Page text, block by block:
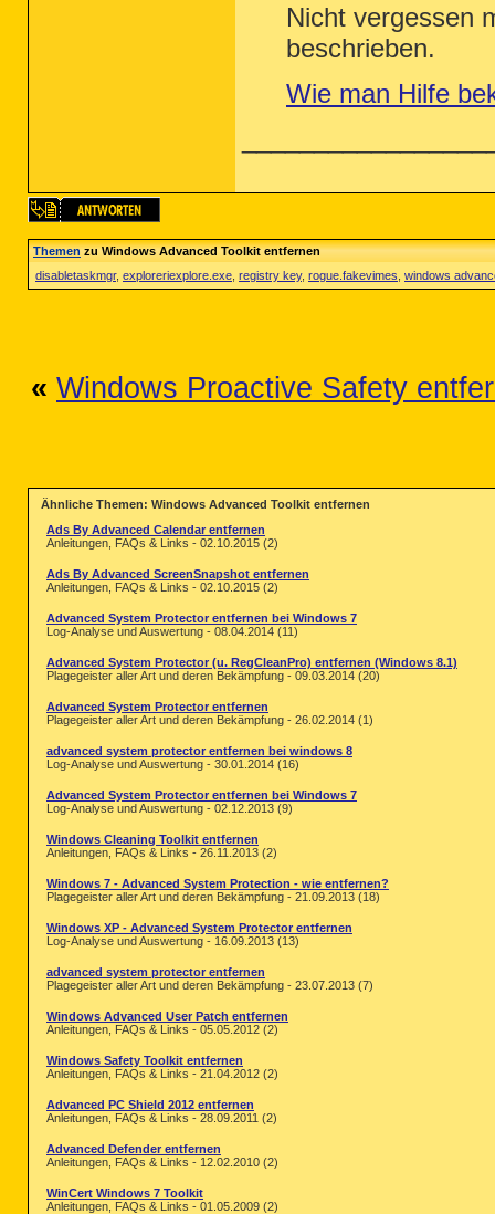
Nicht vergessen
beschrieben.
Wie man Hilfe
Themenzu Windows Advanced Toolkit entfernen
disabletaskmgr, exploreriexplore.exe registry key, rogue.fakevimes windows
« Windows Proactive Safety
Ähnliche Themen: Windows Advanced Toolkit entfernen
Ads By Advanced Calendar entfernen
Anleitungen, FAQs & Links - 02.10.2015 (2)
Ads By Advanced ScreenSnapshot entfernen
Anleitungen, FAQs & Links - 02.10.2015 (2)
Advanced System Protector entfernen bei Windows 7
Log-Analyse und Auswertung - 08.04.2014 (11)
Advanced System Protector (u. RegCleanPro) entfernen (Windows 8.1)
Plagegeister aller Art und deren Bekämpfung - 09.03.2014 (20)
Advanced System Protector entfernen
Plagegeister aller Art und deren Bekämpfung - 26.02.2014 (1)
advanced system protector entfernen bei windows 8
Log-Analyse und Auswertung - 30.01.2014 (16)
Advanced System Protector entfernen bei Windows 7
Log-Analyse und Auswertung - 02.12.2013 (9)
Windows Cleaning Toolkit entfernen
Anleitungen, FAQs & Links - 26.11.2013 (2)
Windows 7 - Advanced System Protection - wie entfernen?
Plagegeister aller Art und deren Bekämpfung - 21.09.2013 (18)
Windows XP - Advanced System Protector entfernen
Log-Analyse und Auswertung - 16.09.2013 (13)
advanced system protector entfernen
Plagegeister aller Art und deren Bekämpfung - 23.07.2013 (7)
Windows Advanced User Patch entfernen
Anleitungen, FAQs & Links - 05.05.2012 (2)
Windows Safety Toolkit entfernen
Anleitungen, FAQs & Links - 21.04.2012 (2)
Advanced PC Shield 2012 entfernen
Anleitungen, FAQs & Links - 28.09.2011 (2)
Advanced Defender entfernen
Anleitungen, FAQs & Links - 12.02.2010 (2)
WinCert Windows 7 Toolkit
Anleitungen, FAQs & Links - 01.05.2009 (2)